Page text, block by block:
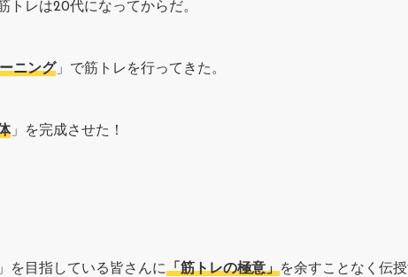
トレは20代になってからだ。
ニング 」で筋トレを行ってきた。
」を完成させた！
を目指している皆さんに「筋トレの極意」を余すことなく伝